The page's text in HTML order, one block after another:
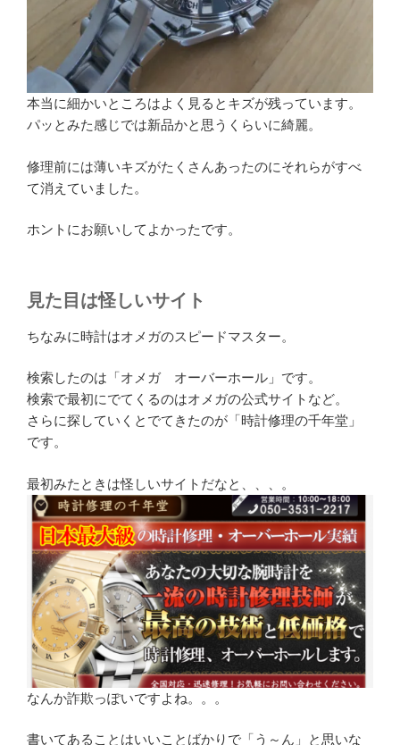
本当に細かいところはよく見るとキズが残っています。
パッとみた感じでは新品かと思うくらいに綺麗。
修理前には薄いキズがたくさんあったのにそれらがすべ
て消えていました。
ホントにお願いしてよかったです。
見た目は怪しいサイト
ちなみに時計はオメガのスピードマスター。
検索したのは「オメガ オーバーホール」です。
検索で最初にでてくるのはオメガの公式サイトなど。
さらに探していくとでてきたのが「時計修理の千年堂」
です。
最初みたときは怪しいサイトだなと、、、。
なんか詐欺っぽいですよね。。。
書いてあることはいいことばかりで「う～ん」と思いな